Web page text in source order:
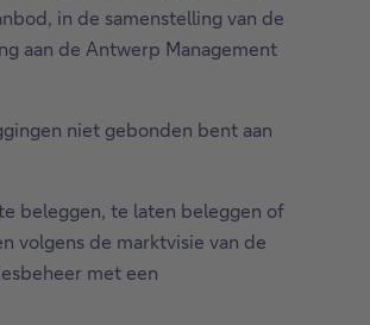
in de samenstelling van de
aan de Antwerp Management
niet gebonden bent aan
beleggen, te laten beleggen of
volgens de marktvisie van de
met een